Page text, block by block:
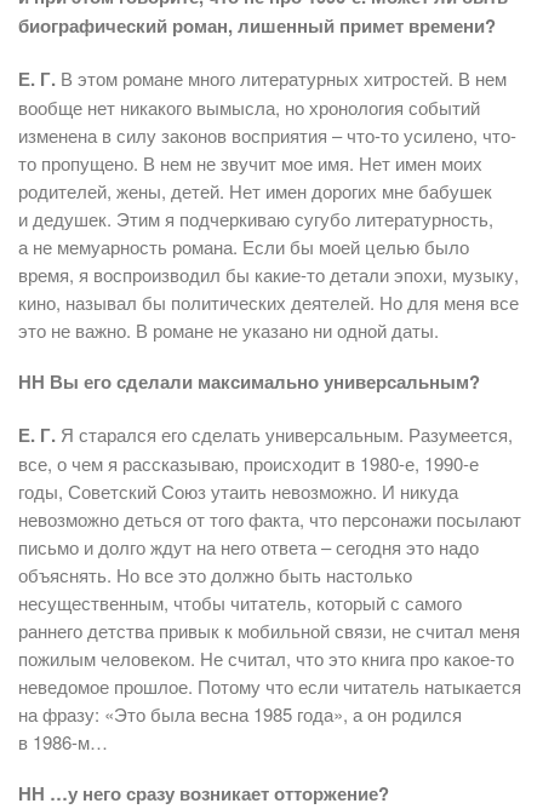
биографический роман, лишенный примет времени?
Е. Г. В этом романе много литературных хитростей. В нем
вообще нет никакого вымысла, но хронология событий
изменена в силу законов восприятия – что-то усилено, что-
то пропущено. В нем не звучит мое имя. Нет имен моих
родителей, жены, детей. Нет имен дорогих мне бабушек
и дедушек. Этим я подчеркиваю сугубо литературность,
а не мемуарность романа. Если бы моей целью было
время, я воспроизводил бы какие-то детали эпохи, музыку,
кино, называл бы политических деятелей. Но для меня все
это не важно. В романе не указано ни одной даты.
НН Вы его сделали максимально универсальным?
Е. Г. Я старался его сделать универсальным. Разумеется,
все, о чем я рассказываю, происходит в 1980-е, 1990‑е
годы, Советский Союз утаить невозможно. И никуда
невозможно деться от того факта, что персонажи посылают
письмо и долго ждут на него ответа – сегодня это надо
объяснять. Но все это должно быть настолько
несущественным, чтобы читатель, который с самого
раннего детства привык к мобильной связи, не считал меня
пожилым человеком. Не считал, что это книга про какое-то
неведомое прошлое. Потому что если читатель натыкается
на фразу: «Это была весна 1985 года», а он родился
в 1986-м…
НН …у него сразу возникает отторжение?